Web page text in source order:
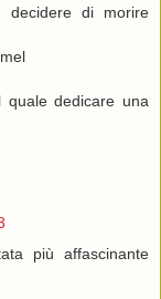
decidere di morire
dedicare una
più affascinante